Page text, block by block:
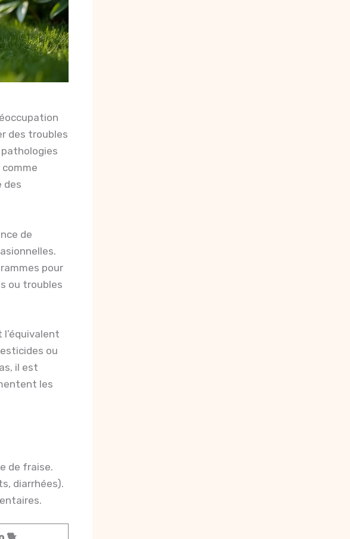
des troubles
des
de
pour
ou troubles
ou
il est
les
de fraise.
diarrhées).